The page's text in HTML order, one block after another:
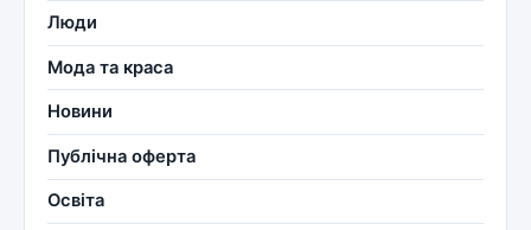
Люди
Мода та краса
Новини
Публічна оферта
Освіта